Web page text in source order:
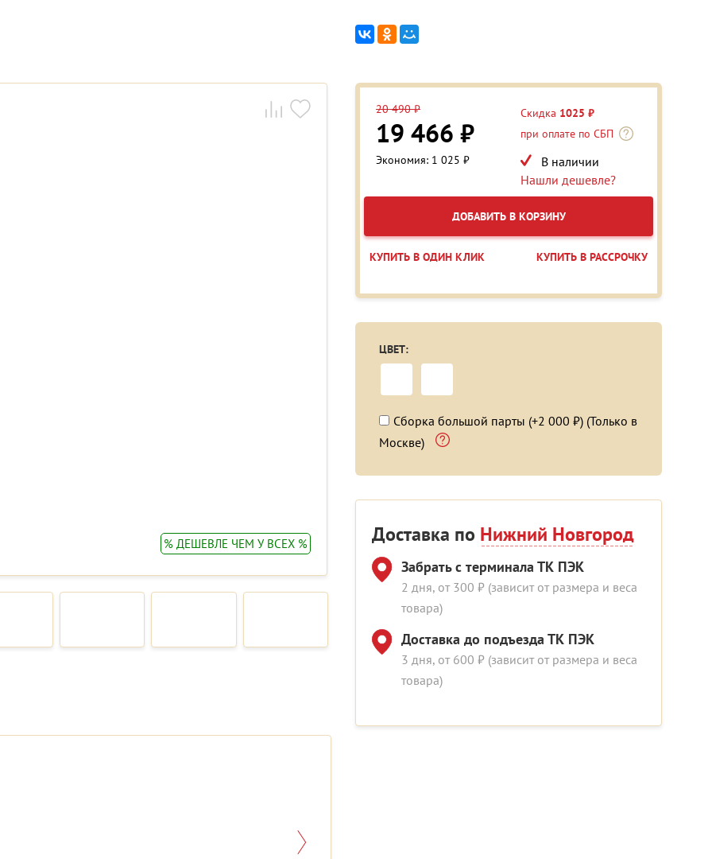
% ДЕШЕВЛЕ ЧЕМ У ВСЕХ %
20 490 ₽
19 466 ₽
Экономия: 1 025 ₽
Скидка 1025 ₽
при оплате по СБП
В наличии
Нашли дешевле?
ДОБАВИТЬ В КОРЗИНУ
КУПИТЬ В ОДИН КЛИК КУПИТЬ В РАССРОЧКУ
ЦВЕТ:
Сборка большой парты (+2 000 ₽) (Только в
Москве)
Доставка по Нижний Новгород
Забрать с терминала ТК ПЭК
2 дня, от 300 ₽ (зависит от размера и веса
товара)
Доставка до подъезда ТК ПЭК
3 дня, от 600 ₽ (зависит от размера и веса
товара)